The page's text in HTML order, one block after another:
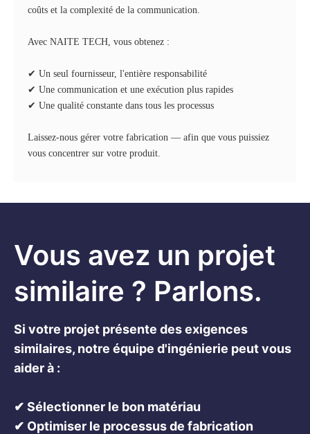
coûts et la complexité de la communication.
Avec NAITE TECH, vous obtenez :
✔ Un seul fournisseur, l'entière responsabilité
✔ Une communication et une exécution plus rapides
✔ Une qualité constante dans tous les processus
Laissez-nous gérer votre fabrication — afin que vous puissiez
vous concentrer sur votre produit.
Vous avez un projet
similaire ? Parlons.
Si votre projet présente des exigences
similaires, notre équipe d'ingénierie peut vous
aider à :
✔ Sélectionner le bon matériau
✔ Optimiser le processus de fabrication